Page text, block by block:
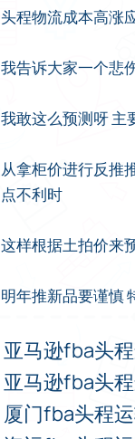
头程物流成本高涨
我告诉大家一个悲
我敢这么预测呀 主
从拿柜价进行反推
点不利时
这样根据土拍价来
明年推新品要谨慎
亚马逊fba头
亚马逊fba头
厦门fba头程